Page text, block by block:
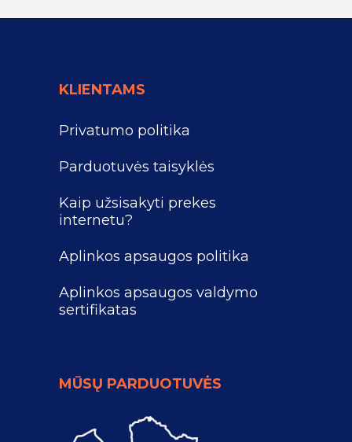
KLIENTAMS
Privatumo politika
Parduotuvės taisyklės
Kaip užsisakyti prekes
internetu?
Aplinkos apsaugos politika
Aplinkos apsaugos valdymo
sertifikatas
MŪSŲ PARDUOTUVĖS